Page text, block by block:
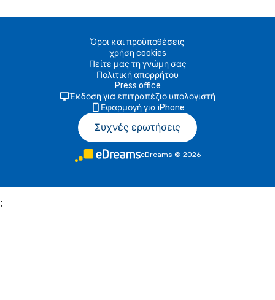
Όροι και προϋποθέσεις
χρήση cookies
Πείτε μας τη γνώμη σας
Πολιτική απορρήτου
Press office
Έκδοση για επιτραπέζιο υπολογιστή
Εφαρμογή για iPhone
Συχνές ερωτήσεις
eDreams © 2026
;